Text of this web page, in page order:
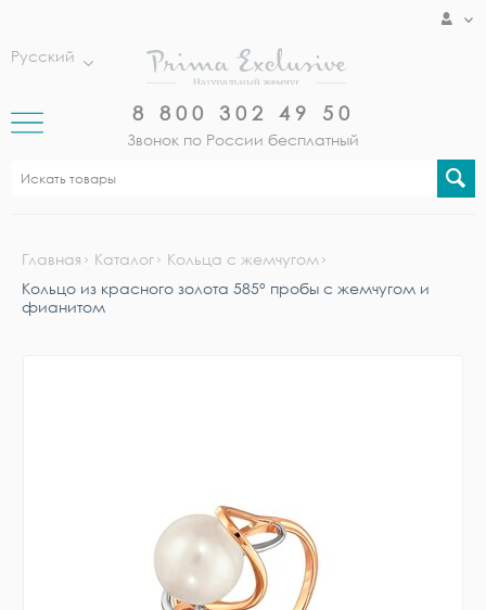
Русский
8 800 302 49 50
Звонок по России бесплатный
Главная Каталог
Кольца с жемчугом
Кольцо из красного золота 585° пробы с жемчугом и
фианитом